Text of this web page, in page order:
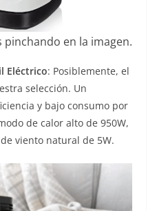
en la imagen.
Eléctrico: Posiblemente, el
selección. Un
y bajo consumo por
de calor alto de 950W,
viento natural de 5W.